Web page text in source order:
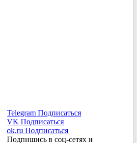
Telegram Подписаться
VK Подписаться
ok.ru Подписаться
Подпишись в соц-сетях и